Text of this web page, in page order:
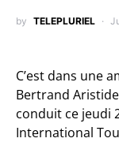
by TELEPLURIEL
C’est dans une
Bertrand
conduit ce jeudi
International